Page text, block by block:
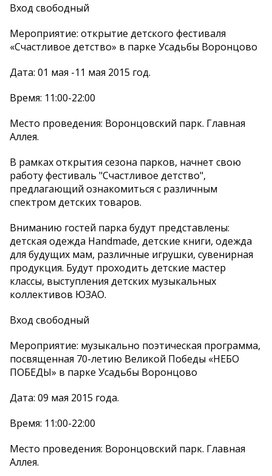
Вход свободный
Мероприятие: открытие детского фестиваля
«Счастливое детство» в парке Усадьбы Воронцово
Дата: 01 мая -11 мая 2015 год.
Время: 11:00-22:00
Место проведения: Воронцовский парк. Главная
Аллея.
В рамках открытия сезона парков, начнет свою
работу фестиваль "Счастливое детство",
предлагающий ознакомиться с различным
спектром детских товаров.
Вниманию гостей парка будут представлены:
детская одежда Handmade, детские книги, одежда
для будущих мам, различные игрушки, сувенирная
продукция. Будут проходить детские мастер
классы, выступления детских музыкальных
коллективов ЮЗАО.
Вход свободный
Мероприятие: музыкально поэтическая программа,
посвященная 70-летию Великой Победы «НЕБО
ПОБЕДЫ» в парке Усадьбы Воронцово
Дата: 09 мая 2015 года.
Время: 11:00-22:00
Место проведения: Воронцовский парк. Главная
Аллея.